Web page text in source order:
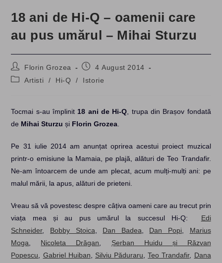
18 ani de Hi-Q – oamenii care
au pus umărul – Mihai Sturzu
Post
author:
Florin Grozea
Post4 August 2014
PostArtisti / Hi-Q / Istorie
Tocmai s-au împlinit 18 ani de Hi-Q , trupa din Brașov fondată
de Mihai Sturzu și Florin Grozea
Pe 31 iulie 2014 am anunțat oprirea acestui proiect muzical
printr-o emisiune la Mamaia, pe plajă, alături de Teo Trandafir.
Ne-am întoarcem de unde am plecat, acum mulți-mulți ani: pe
malul mării, la apus, alături de prieteni.
Vreau să vă povestesc despre câțiva oameni care au trecut prin
viața mea și au pus umărul la succesul Hi-Q: Edi
Schneider, Bobby Stoica Dan Badea Dan Popi
Marius
Moga
Nicoleta Drăgan
Șerban Huidu și Răzvan
Popescu
Gabriel Huiban Silviu Păduraru ,Teo Trandafir, Dana